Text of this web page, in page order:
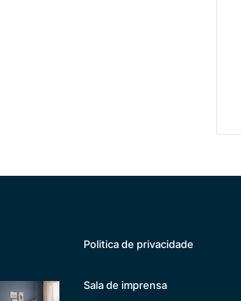
Politica de privacidade
Sala de imprensa